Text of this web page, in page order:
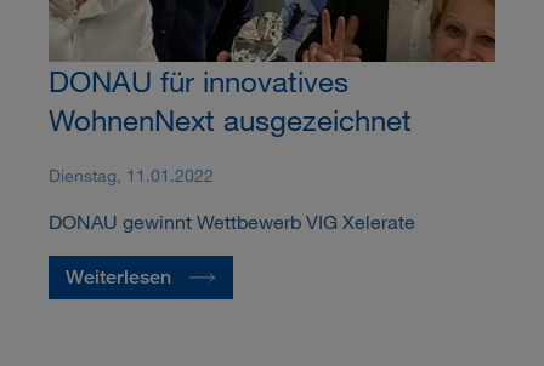
DONAU für innovatives
WohnenNext ausgezeichnet
Dienstag, 11.01.2022
DONAU gewinnt Wettbewerb VIG Xelerate
Weiterlesen